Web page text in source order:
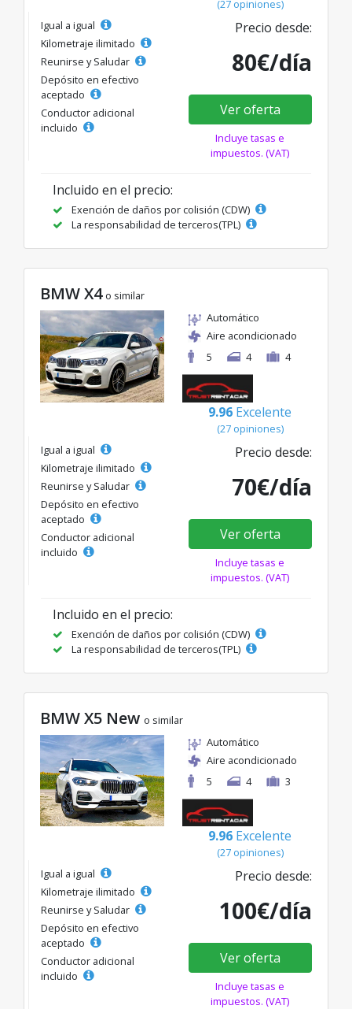
(27 opiniones)
Igual a igual
Kilometraje ilimitado
Reunirse y Saludar
Depósito en efectivo
aceptado
Conductor adicional
incluido
Precio desde:
80€/día
Ver oferta
Incluye tasas e
impuestos. (VAT)
Incluido en el precio:
Exención de daños por colisión (CDW)
La responsabilidad de terceros(TPL)
BMW X4 o similar
Automático
Aire acondicionado
5
4 4
9.96 Excelente
(27 opiniones)
Igual a igual
Kilometraje ilimitado
Reunirse y Saludar
Depósito en efectivo
aceptado
Conductor adicional
incluido
Precio desde:
70€/día
Ver oferta
Incluye tasas e
impuestos. (VAT)
Incluido en el precio:
Exención de daños por colisión (CDW)
La responsabilidad de terceros(TPL)
BMW X5 New o similar
Automático
Aire acondicionado
5
4 3
9.96 Excelente
(27 opiniones)
Igual a igual
Kilometraje ilimitado
Reunirse y Saludar
Depósito en efectivo
aceptado
Conductor adicional
incluido
Precio desde:
100€/día
Ver oferta
Incluye tasas e
impuestos. (VAT)